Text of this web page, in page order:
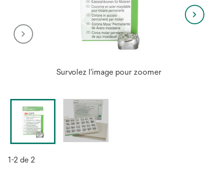
Survolez l'image pour zoomer
1-2 de 2